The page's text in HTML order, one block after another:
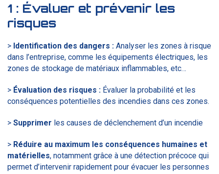
1 : Évaluer et prévenir les
risques
> Identification des dangers : Analyser les zones à risque
dans l’entreprise, comme les équipements électriques, les
zones de stockage de matériaux inflammables, etc…
> Évaluation des risques : Évaluer la probabilité et les
conséquences potentielles des incendies dans ces zones.
> Supprimer les causes de déclenchement d’un incendie
> Réduire au maximum les conséquences humaines et
matérielles, notamment grâce à une détection précoce qui
permet d’intervenir rapidement pour évacuer les personnes